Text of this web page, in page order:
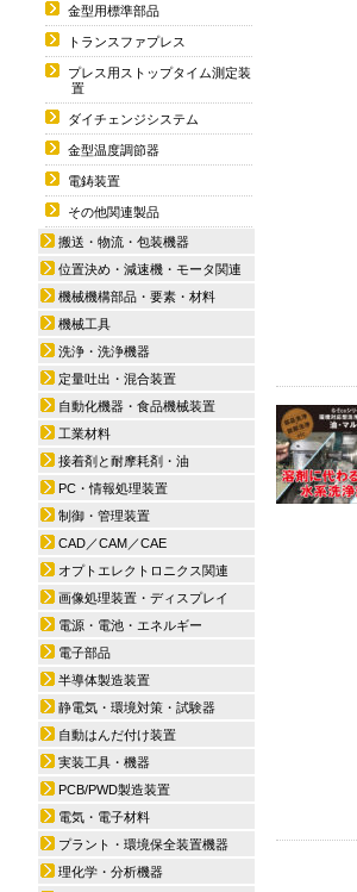
金型用標準部品
トランスファプレス
プレス用ストップタイム測定装
置
ダイチェンジシステム
金型温度調節器
電鋳装置
その他関連製品
搬送・物流・包装機器
位置決め・減速機・モータ関連
機械機構部品・要素・材料
機械工具
洗浄・洗浄機器
定量吐出・混合装置
自動化機器・食品機械装置
工業材料
接着剤と耐摩耗剤・油
PC・情報処理装置
制御・管理装置
CAD／CAM／CAE
オプトエレクトロニクス関連
画像処理装置・ディスプレイ
電源・電池・エネルギー
電子部品
半導体製造装置
静電気・環境対策・試験器
自動はんだ付け装置
実装工具・機器
PCB/PWD製造装置
電気・電子材料
プラント・環境保全装置機器
理化学・分析機器